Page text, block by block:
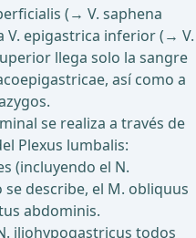
(→ V. saphena
V. epigastrica inferior (→ V.
llega solo la sangre
así como a
se realiza a través de
Plexus lumbalis:
(incluyendo el N.
describe, el M. obliquus
abdominis.
iliohypogastricus todos